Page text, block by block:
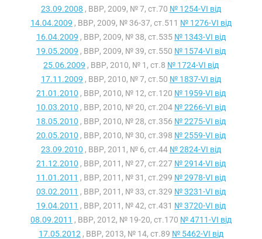
23.09.2008 , ВВР, 2009, № 7, ст.70 № 1254-VI від
14.04.2009 , ВВР, 2009, № 36-37, ст.511 № 1276-VI від
16.04.2009 , ВВР, 2009, № 38, ст.535 № 1343-VI від
19.05.2009 , ВВР, 2009, № 39, ст.550 № 1574-VI від
25.06.2009 , ВВР, 2010, № 1, ст.8 № 1724-VI від
17.11.2009 , ВВР, 2010, № 7, ст.50 № 1837-VI від
21.01.2010 , ВВР, 2010, № 12, ст.120 № 1959-VI від
10.03.2010 , ВВР, 2010, № 20, ст.204 № 2266-VI від
18.05.2010 , ВВР, 2010, № 28, ст.356 № 2275-VI від
20.05.2010 , ВВР, 2010, № 30, ст.398 № 2559-VI від
23.09.2010 , ВВР, 2011, № 6, ст.44 № 2824-VI від
21.12.2010 , ВВР, 2011, № 27, ст.227 № 2914-VI від
11.01.2011 , ВВР, 2011, № 31, ст.299 № 2978-VI від
03.02.2011 , ВВР, 2011, № 33, ст.329 № 3231-VI від
19.04.2011 , ВВР, 2011, № 42, ст.431 № 3720-VI від
08.09.2011 , ВВР, 2012, № 19-20, ст.170 № 4711-VI від
17.05.2012 , ВВР, 2013, № 14, ст.89 № 5462-VI від